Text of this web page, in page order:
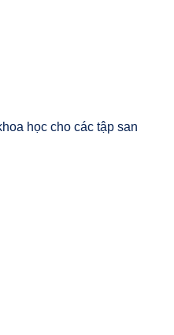
học cho các tập san